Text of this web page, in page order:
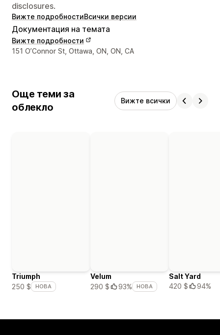
disclosures.
Вижте подробностиВсички версии
Документация на темата
Вижте подробности
Данни за връзка с дизайнера
151 O’Connor St, Ottawa, ON, ON, CA
Още теми за
облекло
Вижте всички
Triumph
250 $
НОВА
Velum
290 $
93% НОВА
Salt Yard
420 $
94%